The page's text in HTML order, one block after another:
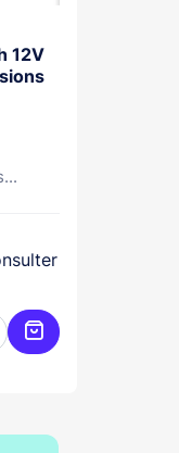
Ajouter au panier